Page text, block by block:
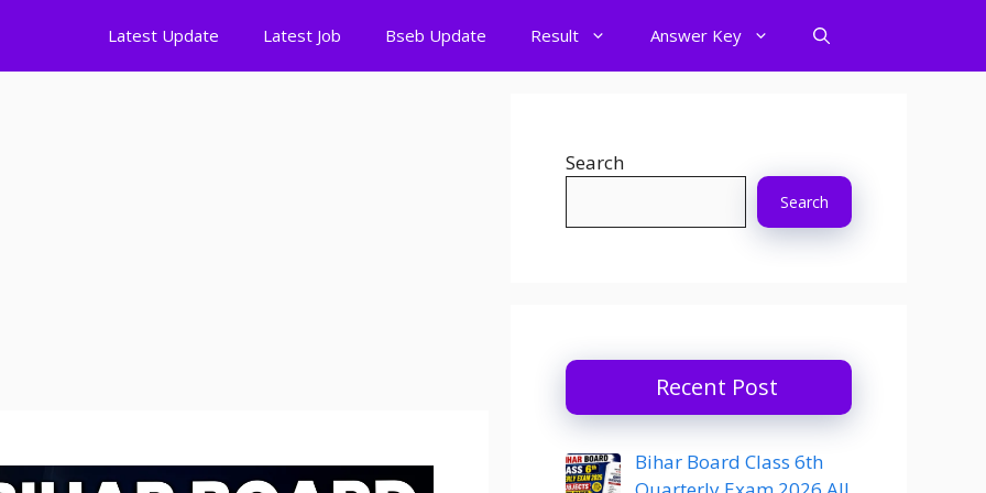
Latest Update Latest Job Bseb Update Result Answer Key
Search
Search
Recent Post
Bihar Board Class 6th